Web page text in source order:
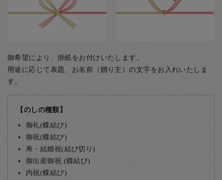
御希望により、掛紙をお付けいたします。
用途に応じて表題、お名前（贈り主）の文字をお入れいたしま
す。
【のしの種類】
御礼(蝶結び)
御祝(蝶結び)
寿・結婚祝(結び切り)
御出産御祝 (蝶結び)
内祝(蝶結び)